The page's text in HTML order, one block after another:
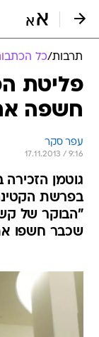
תרבות/כל
פליטת
חשפה
עפר סקר
17.11.2013 / 9:16
גוטמן
בפרשת
שכבר חשפו